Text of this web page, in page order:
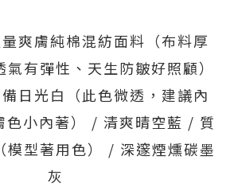
爽膚純棉混紡面料（布料厚
有彈性、天生防皺好照顧）
日光白（此色微透，建議內
色小內著） / 清爽晴空藍 / 質
模型著用色） / 深邃煙燻碳墨
灰